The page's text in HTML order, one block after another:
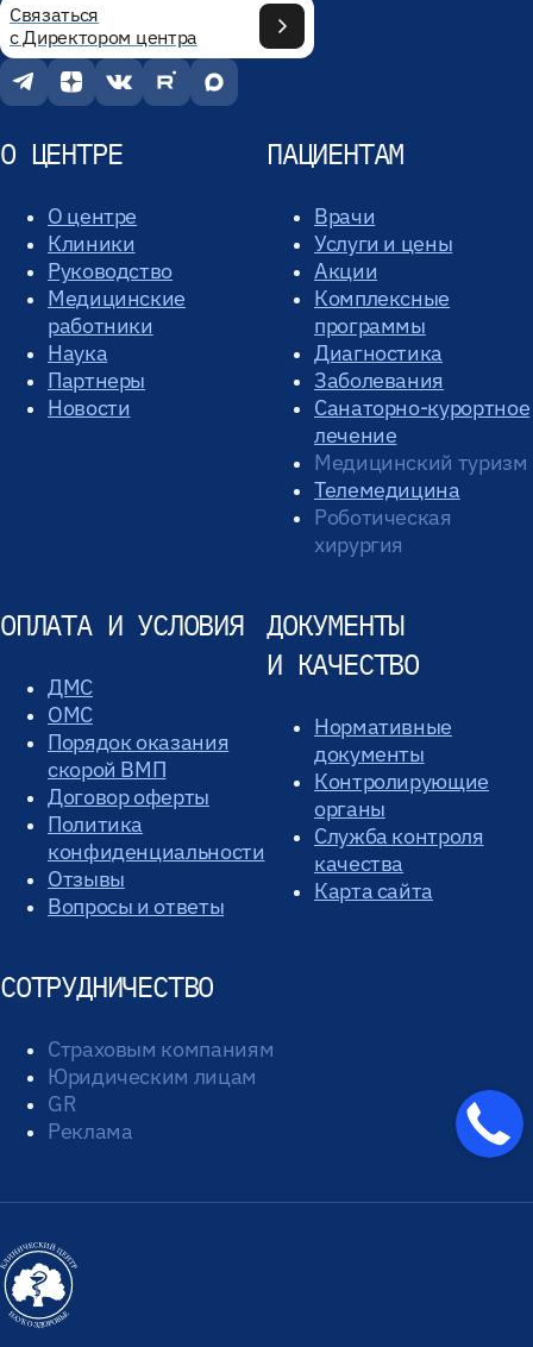
Связаться
с Директором центра
О ЦЕНТРЕ
О центре
Клиники
Руководство
Медицинские
работники
Наука
Партнеры
Новости
ПАЦИЕНТАМ
Врачи
Услуги и цены
Акции
Комплексные
программы
Диагностика
Заболевания
Санаторно-курортное
лечение
Медицинский туризм
Телемедицина
Роботическая
хирургия
ОПЛАТА И УСЛОВИЯ
ДМС
ОМС
Порядок оказания
скорой ВМП
Договор оферты
Политика
конфиденциальности
Отзывы
Вопросы и ответы
ДОКУМЕНТЫ
И КАЧЕСТВО
Нормативные
документы
Контролирующие
органы
Служба контроля
качества
Карта сайта
СОТРУДНИЧЕСТВО
Страховым компаниям
Юридическим лицам
GR
Реклама